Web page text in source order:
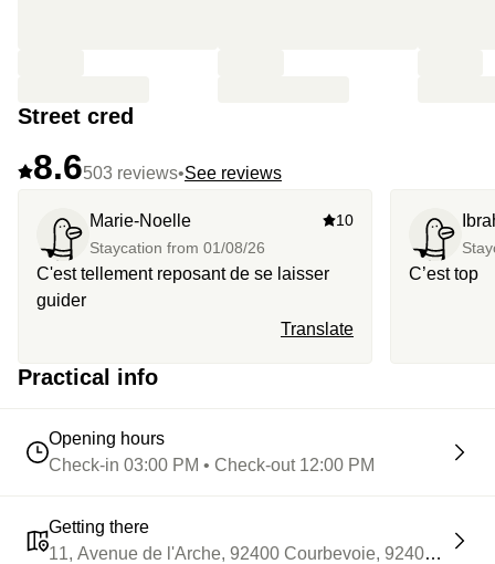
Street cred
8.6503 reviews•See reviews
Marie-Noelle
Staycation from 01/08/26
10
C'est tellement reposant de se laisser
guider
Translate
C’est top
Practical info
Opening hours
Check-in 03:00 PM • Check-out 12:00 PM
Getting there
11, Avenue de l'Arche, 92400 Courbevoie, 92400,